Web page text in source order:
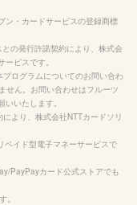
ン・カードサービスの登録商標
の発行許諾契約により、株式会
ビスです。
せん。お問い合わせはフルーツ
いいたします。
より、株式会社NTTカードソリ
ペイド型電子マネーサービスで
PayPayカード公式ストアでも
。